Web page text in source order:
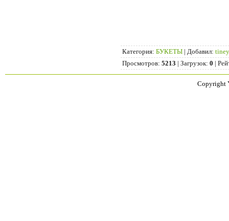
Категория: БУКЕТЫ | Добавил:
Просмотров: 5213 | Загрузок: 0 |
Copyright